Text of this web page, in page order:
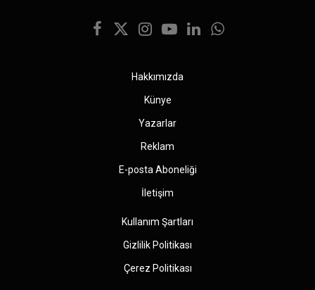
Facebook
X
Instagram
YouTubeLinkedInWhatsApp
Hakkımızda
Künye
Yazarlar
Reklam
E-posta Aboneliği
İletişim
Kullanım Şartları
Gizlilik Politikası
Çerez Politikası